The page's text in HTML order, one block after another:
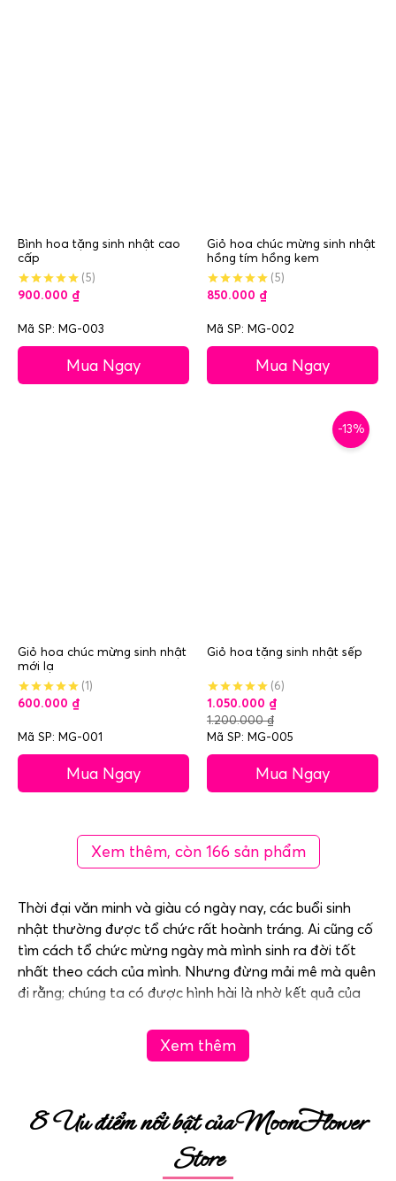
Bình hoa tặng sinh nhật cao
cấp
(5)
900.000 ₫
Mã SP: MG-003
Mua Ngay
Giỏ hoa chúc mừng sinh nhật
hồng tím hồng kem
(5)
850.000 ₫
Mã SP: MG-002
Mua Ngay
Giỏ hoa chúc mừng sinh nhật
mới lạ
(1)
600.000 ₫
Mã SP: MG-001
Mua Ngay
-13%
Giỏ hoa tặng sinh nhật sếp
(6)
1.050.000 ₫
1.200.000₫
Mã SP: MG-005
Mua Ngay
Xem thêm, còn 166 sản phẩm
Thời đại văn minh và giàu có ngày nay, các buổi sinh
nhật thường được tổ chức rất hoành tráng. Ai cũng cố
tìm cách tổ chức mừng ngày mà mình sinh ra đời tốt
nhất theo cách của mình. Nhưng đừng mải mê mà quên
đi rằng; chúng ta có được hình hài là nhờ kết quả của
cha chính là dịp để ta quay về bên cạnh cha mẹ, nói
những lời cảm ơn. Giành tặng những đoá
phúc biết nhường nào khi được làm con của mẹ, làm
” À a á ơi … Chim trời ai dễ đếm lông, nuôi con ai nỡ tính
Xem thêm
8 Ưu điểm nổi bật của MoonFlower
Store